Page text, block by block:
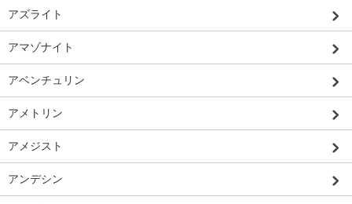
アズライト
アマゾナイト
アベンチュリン
アメトリン
アメジスト
アンデシン